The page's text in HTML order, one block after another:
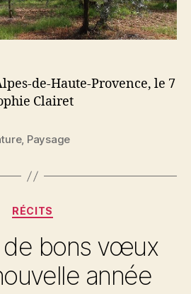
de-Haute-Provence, le 7
Clairet
, Paysage
Catégories
RÉCITS
de bons vœux
année